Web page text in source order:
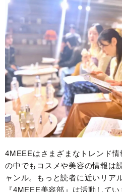
4MEEEはさまざまなトレンド
の中でもコスメや美容の情報は
ャンル。もっと読者に近いリア
『4MEEE美容部』は活動して